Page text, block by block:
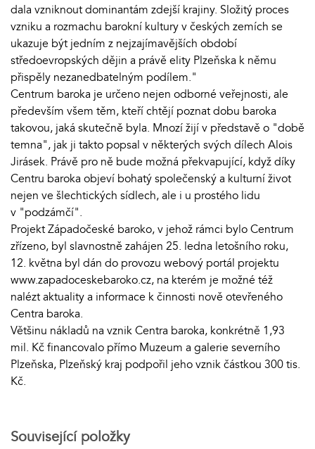
dala vzniknout dominantám zdejší krajiny. Složitý proces
vzniku a rozmachu barokní kultury v českých zemích se
ukazuje být jedním z nejzajímavějších období
středoevropských dějin a právě elity Plzeňska k němu
přispěly nezanedbatelným podílem."
Centrum baroka je určeno nejen odborné veřejnosti, ale
především všem těm, kteří chtějí poznat dobu baroka
takovou, jaká skutečně byla. Mnozí žijí v představě o "době
temna", jak ji takto popsal v některých svých dílech Alois
Jirásek. Právě pro ně bude možná překvapující, když díky
Centru baroka objeví bohatý společenský a kulturní život
nejen ve šlechtických sídlech, ale i u prostého lidu
v "podzámčí".
Projekt Západočeské baroko, v jehož rámci bylo Centrum
zřízeno, byl slavnostně zahájen 25. ledna letošního roku,
12. května byl dán do provozu webový portál projektu
www.zapadoceskebaroko.cz, na kterém je možné též
nalézt aktuality a informace k činnosti nově otevřeného
Centra baroka.
Většinu nákladů na vznik Centra baroka, konkrétně 1,93
mil. Kč financovalo přímo Muzeum a galerie severního
Plzeňska, Plzeňský kraj podpořil jeho vznik částkou 300 tis.
Kč.
Související položky